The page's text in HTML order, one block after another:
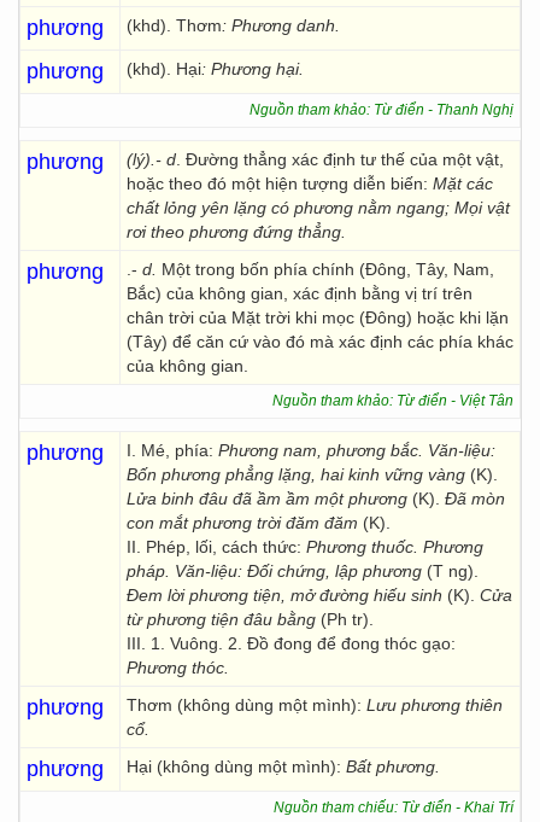
phương (khd). Thơm: Phương danh.
phương (khd). Hại: Phương hại.
Nguồn tham khảo: Từ điển - Thanh Nghị
phương (lý).- d . Đường thẳng xác định tư thế của một vật,
hoặc theo đó một hiện tượng diễn biến: Mặt các
chất lỏng yên lặng có phương nằm ngang; Mọi vật
rơi theo phương đứng thẳng.
phương .- d. Một trong bốn phía chính (Đông, Tây, Nam,
Bắc) của không gian, xác định bằng vị trí trên
chân trời của Mặt trời khi mọc (Đông) hoặc khi lặn
(Tây) để căn cứ vào đó mà xác định các phía khác
của không gian.
Nguồn tham khảo: Từ điển - Việt Tân
phương I. Mé, phía: Phương nam, phương bắc. Văn-liệu:
Bốn phương phẳng lặng, hai kinh vững vàng (K).
Lửa binh đâu đã ầm ầm một phương (K). Đã mòn
con mắt phương trời đăm đăm (K).
II. Phép, lối, cách thức: Phương thuốc. Phương
pháp. Văn-liệu: Đối chứng, lập phương (T ng).
Đem lời phương tiện, mở đường hiếu sinh (K). Cửa
từ phương tiện đâu bằng (Ph tr).
III. 1. Vuông. 2. Đồ đong để đong thóc gạo:
Phương thóc.
phương Thơm (không dùng một mình): Lưu phương thiên
cổ.
phương Hại (không dùng một mình): Bất phương.
Nguồn tham chiếu: Từ điển - Khai Trí